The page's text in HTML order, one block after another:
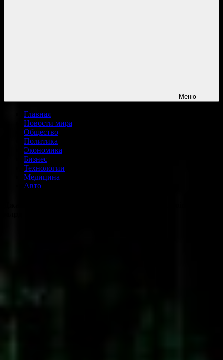
Меню
Главная
Новости мира
Общество
Политика
Экономика
Бизнес
Технологии
Медицина
Авто